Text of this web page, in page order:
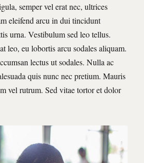
semper vel erat nec, ultrices
eleifend arcu in dui tincidunt
urna. Vestibulum sed leo tellus.
leo, eu lobortis arcu sodales aliquam.
lectus ut sodales. Nulla ac
quis nunc nec pretium. Mauris
vel rutrum. Sed vitae tortor et dolor